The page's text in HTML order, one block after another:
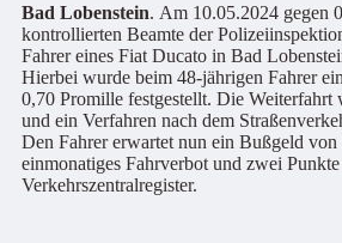
Bad Lobenstein. Am 10.05.2024 gegen
kontrollierten Beamte der
Fahrer eines Fiat Ducato in Bad
Hierbei wurde beim 48-jährigen Fahrer
0,70 Promille festgestellt. Die Weiterfahrt
und ein Verfahren nach dem
Den Fahrer erwartet nun ein Bußgeld
einmonatiges Fahrverbot und zwei
Verkehrszentralregister.